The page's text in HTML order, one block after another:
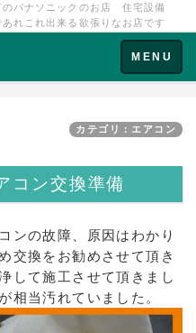
のパナソニックのお店 住宅設備
れこれ出来る欲張りなお店です
Toggle
navigation
MENU
カテゴリ：エアコン
コン交換準備
ンの故障、原因はわかり
交換をお勧めさせて頂き
して施工させて頂きまし
相当汚れていました。